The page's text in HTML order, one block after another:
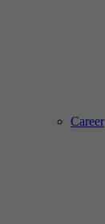
Career